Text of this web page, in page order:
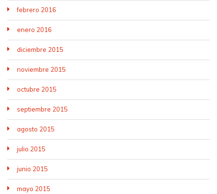
febrero 2016
enero 2016
diciembre 2015
noviembre 2015
octubre 2015
septiembre 2015
agosto 2015
julio 2015
junio 2015
mayo 2015